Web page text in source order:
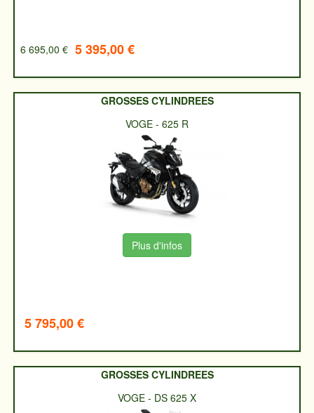
6 695,00 € 5 395,00 €
GROSSES CYLINDREES
VOGE - 625 R
Plus d'infos
5 795,00 €
GROSSES CYLINDREES
VOGE - DS 625 X